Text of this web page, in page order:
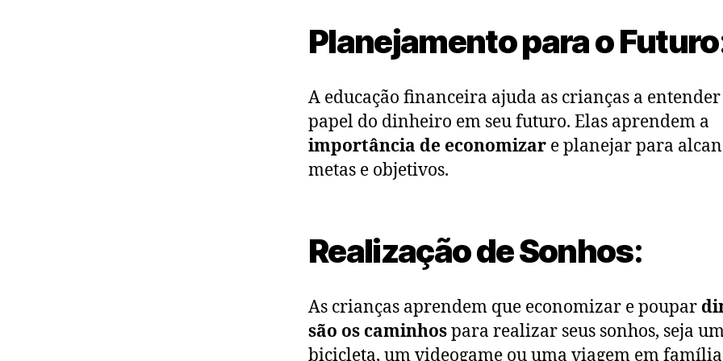
Planejamento para o Futuro
A educação financeira ajuda as crianças a entender
papel do dinheiro em seu futuro. Elas aprendem a
importância de economizar e planejar para
metas e objetivos.
Realização de Sonhos:
As crianças aprendem que economizar e poupar
são os caminhospara realizar seus sonhos, seja
bicicleta, um videogame ou uma viagem em